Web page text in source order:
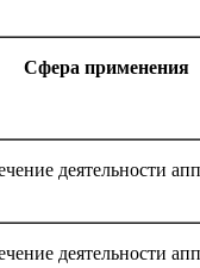
Сфера применения
деятельности
деятельности